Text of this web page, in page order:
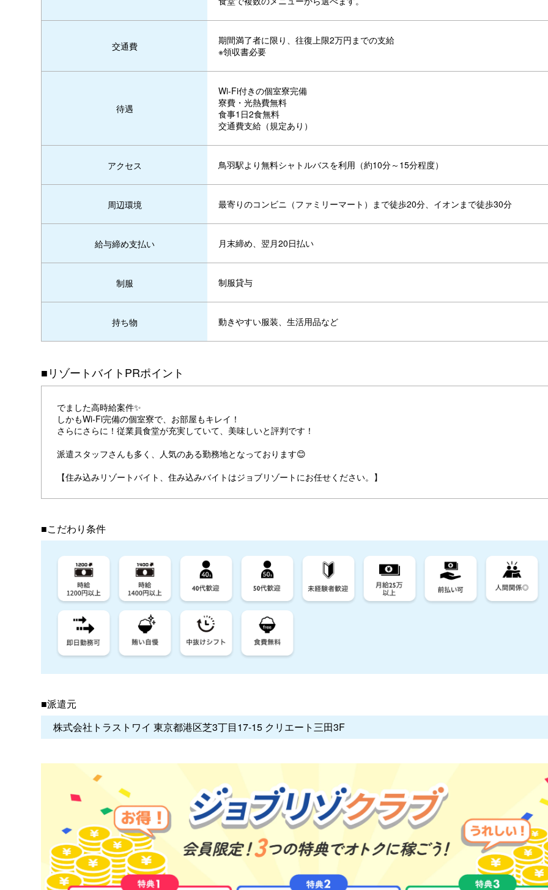
交通費
期間満了者に限り、往復上限2万円までの支給
※領収書必要
待遇
Wi-Fi付きの個室寮完備
寮費・光熱費無料
食事1日2食無料
交通費支給（規定あり）
アクセス 鳥羽駅より無料シャトルバスを利用（約10分～15分程度）
周辺環境 最寄りのコンビニ（ファミリーマート）まで徒歩20分、イオンまで徒歩30分
給与締め支払い 月末締め、翌月20日払い
制服 制服貸与
持ち物 動きやすい服装、生活用品など
■リゾートバイトPRポイント
でました高時給案件✨
しかもWi-Fi完備の個室寮で、お部屋もキレイ！
さらにさらに！従業員食堂が充実していて、美味しいと評判です！
派遣スタッフさんも多く、人気のある勤務地となっております😊
【住み込みリゾートバイト、住み込みバイトはジョブリゾートにお任せください。】
■こだわり条件
■派遣元
株式会社トラストワイ 東京都港区芝3丁目17-15 クリエート三田3F